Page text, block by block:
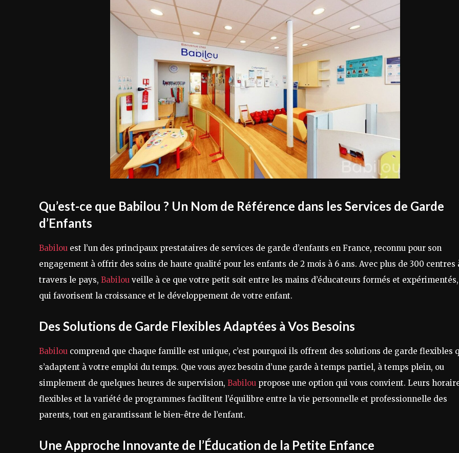
Qu’est-ce que Babilou ? Un Nom de Référence dans les Services de Garde
d’Enfants
Babilou est l’un des principaux prestataires de services de garde d’enfants en France, reconnu pour son
engagement à offrir des soins de haute qualité pour les enfants de 2 mois à 6 ans. Avec plus de 300 centres
travers le pays, Babilou veille à ce que votre petit soit entre les mains d’éducateurs formés et expérimentés,
qui favorisent la croissance et le développement de votre enfant.
Des Solutions de Garde Flexibles Adaptées à Vos Besoins
Babilou comprend que chaque famille est unique, c’est pourquoi ils offrent des solutions de garde flexibles
s’adaptent à votre emploi du temps. Que vous ayez besoin d’une garde à temps partiel, à temps plein, ou
simplement de quelques heures de supervision, Babilou propose une option qui vous convient. Leurs
flexibles et la variété de programmes facilitent l’équilibre entre la vie personnelle et professionnelle des
parents, tout en garantissant le bien-être de l’enfant.
Une Approche Innovante de l’Éducation de la Petite Enfance